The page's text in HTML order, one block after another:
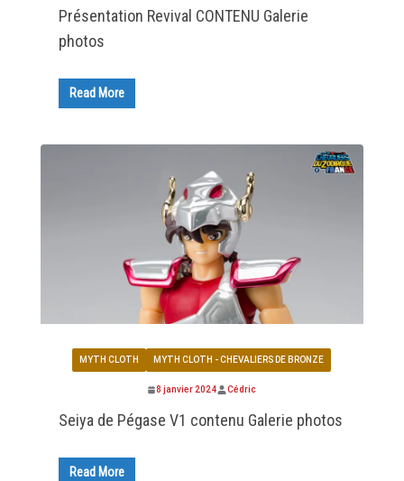
Présentation Revival CONTENU Galerie
photos
Read More
MYTH CLOTH MYTH CLOTH - CHEVALIERS DE BRONZE
8 janvier 2024 Cédric
Seiya de Pégase V1 contenu Galerie photos
Read More